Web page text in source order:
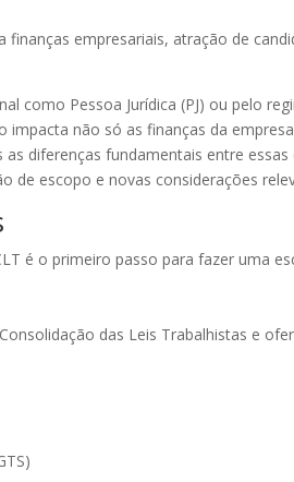
finanças empresariais, atração de
como Pessoa Jurídica (PJ) ou pelo
impacta não só as finanças da
diferenças fundamentais entre
de escopo e novas considerações
é o primeiro passo para fazer uma
das Leis Trabalhistas e